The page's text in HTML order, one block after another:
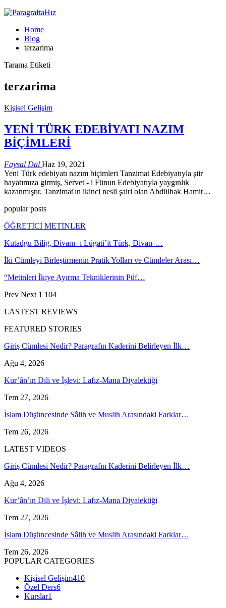
Home
Blog
terzarima
Tarama Etiketi
terzarima
Kişisel Gelişim
YENİ TÜRK EDEBİYATI NAZIM
BİÇİMLERİ
Faysal Dal Haz 19, 2021
Yeni Türk edebiyatı nazım biçimleri Tanzimat Edebiyatıyla şiir
hayatımıza girmiş, Servet - i Fünun Edebiyatıyla yaygınlık
kazanmıştır. Tanzimat'ın ikinci nesli şairi olan Abdülhak Hamit…
popular posts
ÖĞRETİCİ METİNLER
Kutadgu Bilig, Divanı- ı Lügati’it Türk, Divan-…
İki Cümleyi Birleştirmenin Pratik Yolları ve Cümleler Arası…
“Metinleri İkiye Ayırma Tekniklerinin Püf…
Prev Next 1 104
LASTEST REVIEWS
FEATURED STORIES
Giriş Cümlesi Nedir? Paragrafın Kaderini Belirleyen İlk…
Ağu 4, 2026
Kur’ân’ın Dili ve İşlevi: Lafız-Mana Diyalektiği
Tem 27, 2026
İslam Düşüncesinde Sâlih ve Muslih Arasındaki Farklar…
Tem 26, 2026
LATEST VIDEOS
Giriş Cümlesi Nedir? Paragrafın Kaderini Belirleyen İlk…
Ağu 4, 2026
Kur’ân’ın Dili ve İşlevi: Lafız-Mana Diyalektiği
Tem 27, 2026
İslam Düşüncesinde Sâlih ve Muslih Arasındaki Farklar…
Tem 26, 2026
POPULAR CATEGORIES
Kişisel Gelişim410
Özel Ders6
Kurslar1